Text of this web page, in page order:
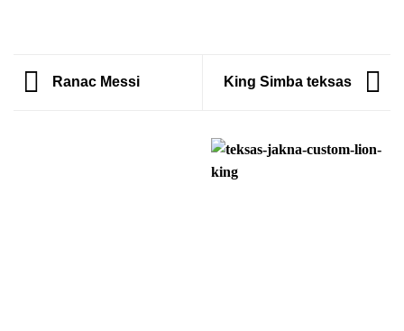
Ranac Messi King Simba teksas